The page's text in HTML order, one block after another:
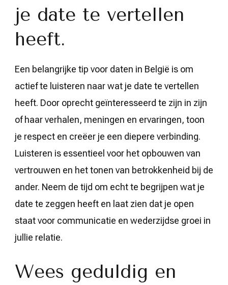
je date te vertellen
heeft.
Een belangrijke tip voor daten in België is om
actief te luisteren naar wat je date te vertellen
heeft. Door oprecht geïnteresseerd te zijn in zijn
of haar verhalen, meningen en ervaringen, toon
je respect en creëer je een diepere verbinding.
Luisteren is essentieel voor het opbouwen van
vertrouwen en het tonen van betrokkenheid bij de
ander. Neem de tijd om echt te begrijpen wat je
date te zeggen heeft en laat zien dat je open
staat voor communicatie en wederzijdse groei in
jullie relatie.
Wees geduldig en